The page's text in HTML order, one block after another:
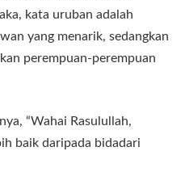
kata uruban adalah
yang menarik, sedangkan
perempuan-perempuan
“Wahai Rasulullah,
baik daripada bidadari